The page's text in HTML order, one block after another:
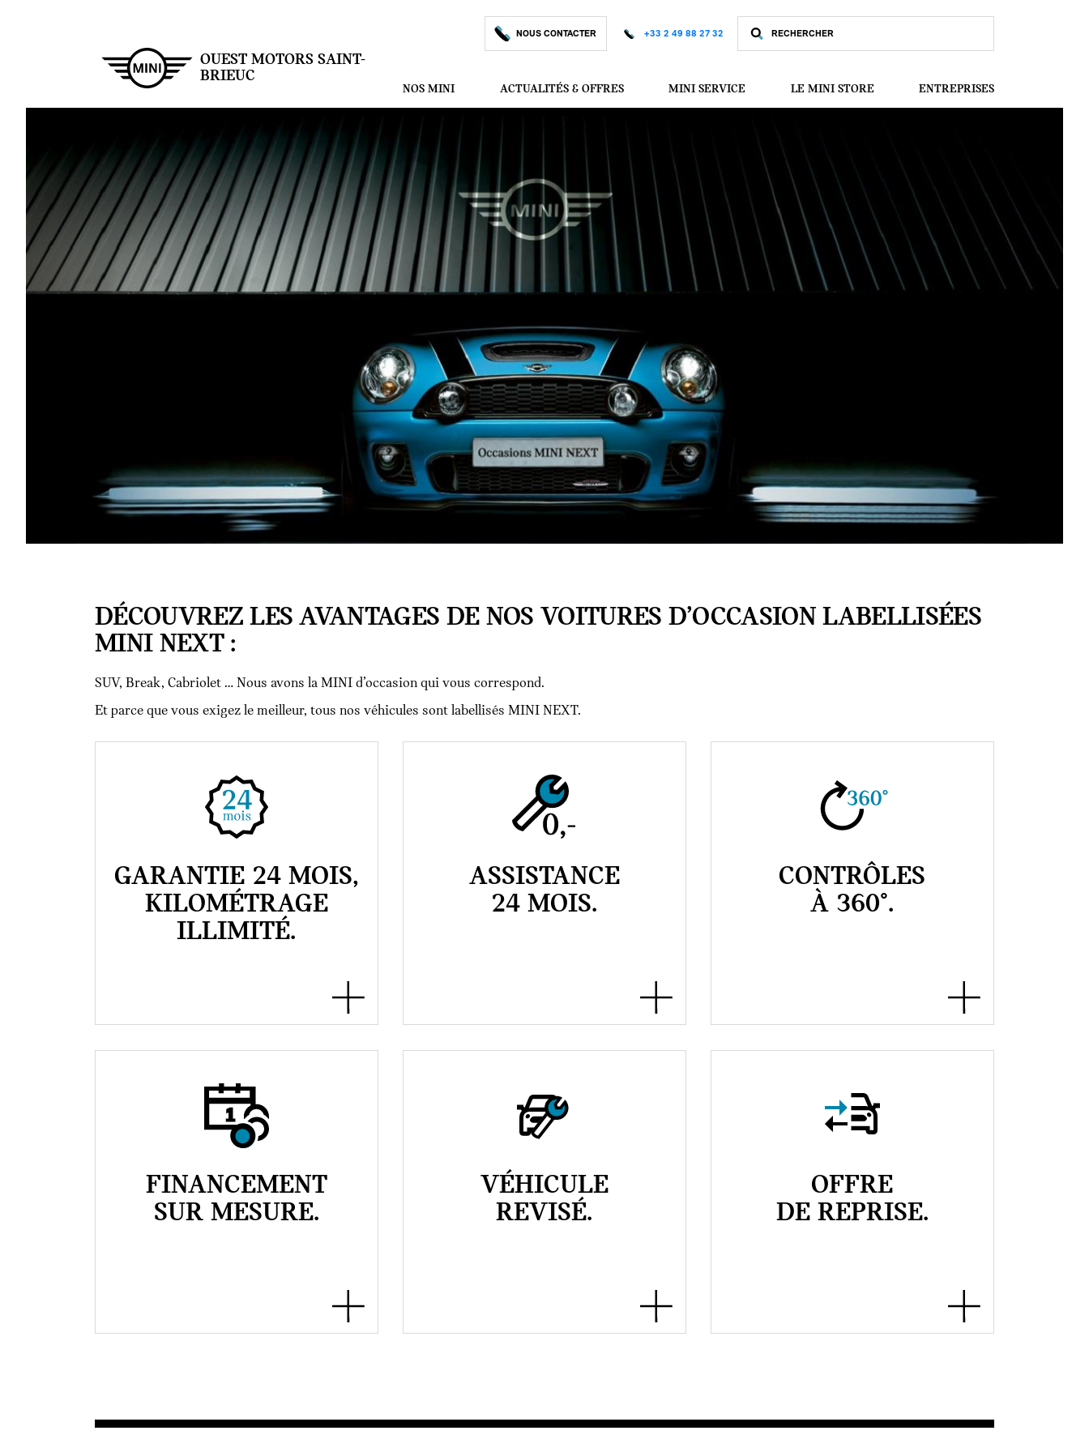
OUEST MOTORS SAINT-
BRIEUC
NOUS CONTACTER +33 2 49 88 27 32
NOS MINI ACTUALITÉS & OFFRES MINI SERVICE LE MINI STORE ENTREPRISES
DÉCOUVREZ LES AVANTAGES DE NOS VOITURES D’OCCASION LABELLISÉES
MINI NEXT :
SUV, Break, Cabriolet … Nous avons la MINI d’occasion qui vous correspond.
Et parce que vous exigez le meilleur, tous nos véhicules sont labellisés MINI NEXT.
GARANTIE 24 MOIS,
KILOMÉTRAGE
ILLIMITÉ.
ASSISTANCE
24 MOIS.
CONTRÔLES
À 360°.
FINANCEMENT
SUR MESURE.
VÉHICULE
REVISÉ.
OFFRE
DE REPRISE.